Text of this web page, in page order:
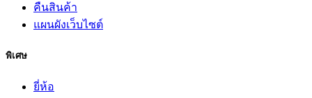
คืนสินค้า
แผนผังเว็บไซต์
พิเศษ
ยี่ห้อ